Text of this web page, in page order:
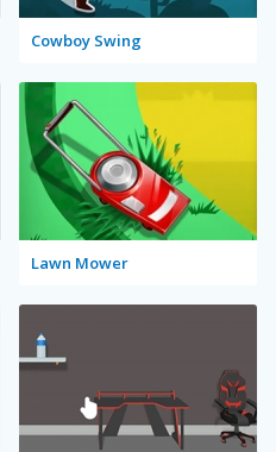
Cowboy Swing
Lawn Mower